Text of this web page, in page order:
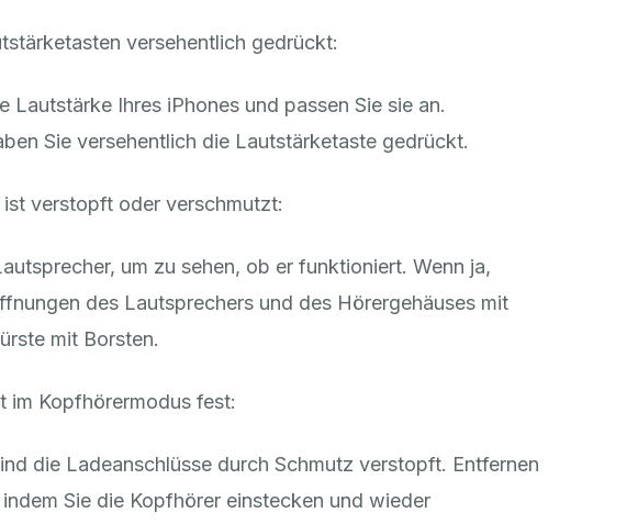
versehentlich gedrückt:
Lautstärke Ihres iPhones und passen Sie sie an.
Sie versehentlich die Lautstärketaste gedrückt.
verstopft oder verschmutzt:
um zu sehen, ob er funktioniert. Wenn ja,
des Lautsprechers und des Hörergehäuses mit
mit Borsten.
im Kopfhörermodus fest:
die Ladeanschlüsse durch Schmutz verstopft. Entfernen
Sie die Kopfhörer einstecken und wieder